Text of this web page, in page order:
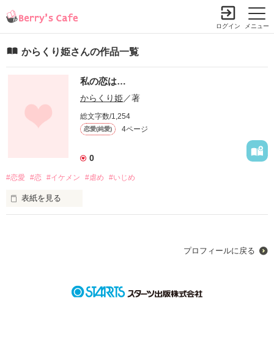
メニュー
ログイン
からくり姫さんの作品一覧
私の恋は…
からくり姫／著
総文字数/1,254
恋愛(純愛) 4ページ
0
#恋愛 #恋 #イケメン #虐め #いじめ
表紙を見る
プロフィールに戻る